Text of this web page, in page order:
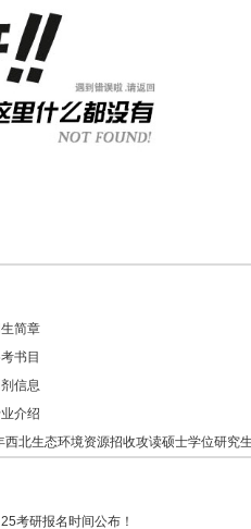
简章
书目
信息
介绍
西北生态环境资源招收攻读硕士学位研究
考研报名时间公布！